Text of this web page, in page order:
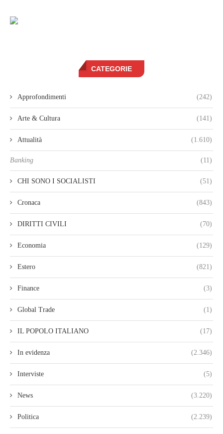
CATEGORIE
Approfondimenti (242)
Arte & Cultura (141)
Attualità (1.610)
Banking (11)
CHI SONO I SOCIALISTI (51)
Cronaca (843)
DIRITTI CIVILI (70)
Economia (129)
Estero (821)
Finance (3)
Global Trade (1)
IL POPOLO ITALIANO (17)
In evidenza (2.346)
Interviste (5)
News (3.220)
Politica (2.239)